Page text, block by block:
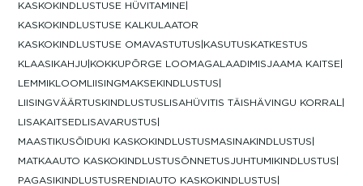
KASKOKINDLUSTUSE HÜVITAMINE
KASKOKINDLUSTUSE KALKULAATOR
KASKOKINDLUSTUSE OMAVASTUTUS KASUTUSKATKESTUS
KLAASIKAHJU KOKKUPÕRGE LOOMAGA LAADIMISJAAMA KAITSE
LEMMIKLOOM LIISINGMAKSEKINDLUSTUS
LIISINGVÄÄRTUSKINDLUSTUS LISAHÜVITIS TÄISHÄVINGU KORRAL
LISAKAITSED LISAVARUSTUS
MAASTIKUSÕIDUKI KASKOKINDLUSTUS MASINAKINDLUSTUS
MATKAAUTO KASKOKINDLUSTUSÕNNETUSJUHTUMIKINDLUSTUS
PAGASIKINDLUSTUS RENDIAUTO KASKOKINDLUSTUS